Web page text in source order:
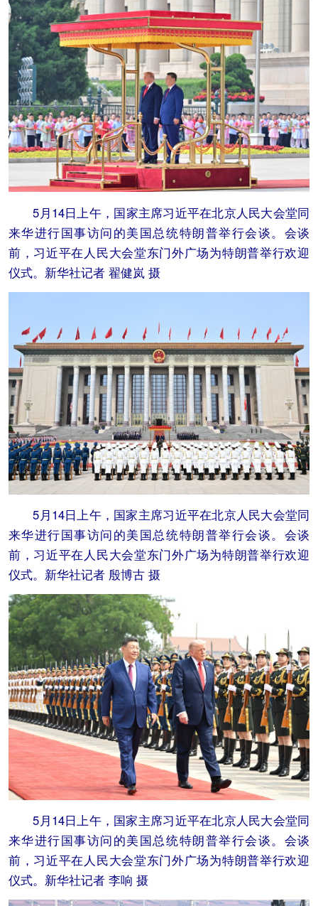
5月14日上午，国家主席习近平在北京人民大会堂同
来华进行国事访问的美国总统特朗普举行会谈。会谈
前，习近平在人民大会堂东门外广场为特朗普举行欢迎
仪式。新华社记者 翟健岚 摄
5月14日上午，国家主席习近平在北京人民大会堂同
来华进行国事访问的美国总统特朗普举行会谈。会谈
前，习近平在人民大会堂东门外广场为特朗普举行欢迎
仪式。新华社记者 殷博古 摄
5月14日上午，国家主席习近平在北京人民大会堂同
来华进行国事访问的美国总统特朗普举行会谈。会谈
前，习近平在人民大会堂东门外广场为特朗普举行欢迎
仪式。新华社记者 李响 摄